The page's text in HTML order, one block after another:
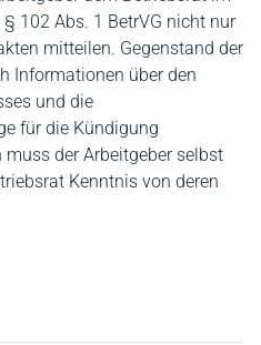
102 Abs. 1 BetrVG nicht nur
mitteilen. Gegenstand der
Informationen über den
und die
für die Kündigung
der Arbeitgeber selbst
Kenntnis von deren